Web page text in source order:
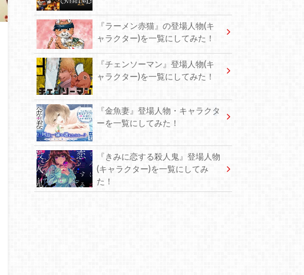
『ラーメン赤猫』の登場人物(キ
ャラクター)を一覧にしてみた！
『チェンソーマン』登場人物(キ
ャラクター)を一覧にしてみた！
『金魚妻』登場人物・キャラクタ
ーを一覧にしてみた！
『きみに恋する殺人鬼』登場人物
(キャラクター)を一覧にしてみ
た！